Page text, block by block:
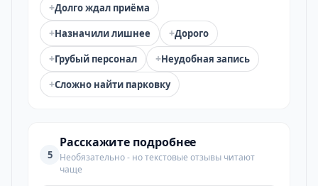
+Долго ждал приёма
+Назначили лишнее +Дорого
+Грубый персонал +Неудобная запись
+Сложно найти парковку
5
Расскажите подробнее
Необязательно - но текстовые отзывы читают
чаще